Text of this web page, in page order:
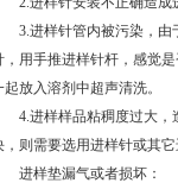
3.进样针管内被污染，由于
，用手推进样针杆，感觉
起放入溶剂中超声清洗。
4.进样样品粘稠度过大，造
，则需要选用进样针或其
进样垫漏气或者损坏：